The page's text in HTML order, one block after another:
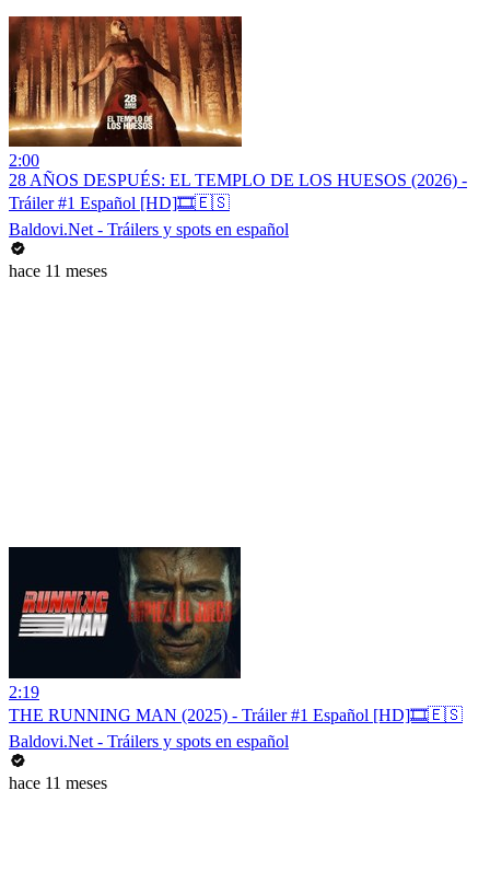
2:00
28 AÑOS DESPUÉS: EL TEMPLO DE LOS HUESOS (2026) -
Tráiler #1 Español [HD]🎞️🇪🇸
Baldovi.Net - Tráilers y spots en español
hace 11 meses
2:19
THE RUNNING MAN (2025) - Tráiler #1 Español [HD]🎞️🇪🇸
Baldovi.Net - Tráilers y spots en español
hace 11 meses